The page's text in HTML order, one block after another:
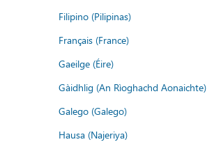
Filipino (Pilipinas)
Français (France)
Gaeilge (Éire)
Gàidhlig (An Rìoghachd Aonaichte)
Galego (Galego)
Hausa (Najeriya)